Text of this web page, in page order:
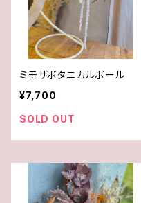
ミモザボタニカルボール
¥7,700
SOLD OUT